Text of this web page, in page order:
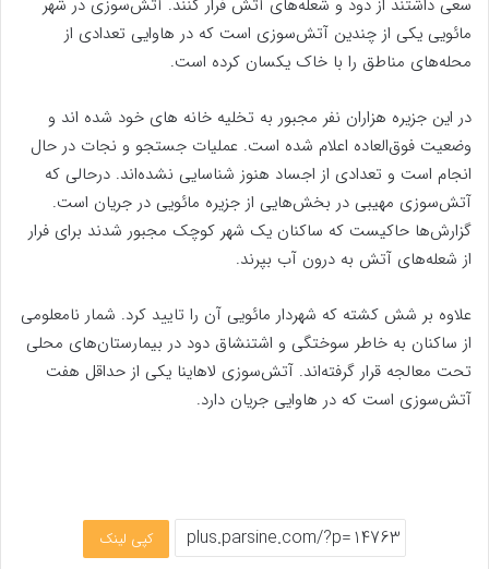
سعی داشتند از دود و شعله‌های آتش فرار کنند. آتش‌سوزی در شهر
مائویی یکی از چندین آتش‌سوزی است که در هاوایی تعدادی از
محله‌های مناطق را با خاک یکسان کرده است.
در این جزیره هزاران نفر مجبور به تخلیه خانه های خود شده اند و
وضعیت فوق‌العاده اعلام شده است. عملیات جستجو و نجات در حال
انجام است و تعدادی از اجساد هنوز شناسایی نشده‌اند. درحالی که
آتش‌سوزی مهیبی در بخش‌هایی از جزیره مائویی در جریان است.
گزارش‌ها حاکیست که ساکنان یک شهر کوچک مجبور شدند برای فرار
از شعله‌های آتش به درون آب بپرند.
علاوه بر شش کشته که شهردار مائویی آن را تایید کرد. شمار نامعلومی
از ساکنان به خاطر سوختگی و اشتنشاق دود در بیمارستان‌های محلی
تحت معالجه قرار گرفته‌اند. آتش‌سوزی لاهاینا یکی از حداقل هفت
آتش‌سوزی است که در هاوایی جریان دارد.
کپی لینک